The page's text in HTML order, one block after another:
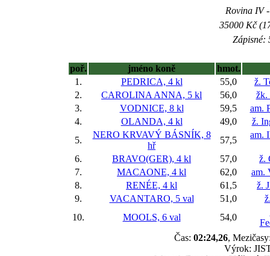
Rovina IV
35000 Kč
Zápisné:
poř. jméno koně
hmot.
1.
PEDRICA, 4 kl 55,0
ž.
2.
CAROLINA ANNA, 5 kl 56,0
žk.
3.
VODNICE, 8 kl 59,5
am.
4.
OLANDA, 4 kl 49,0
ž.
5.
NERO KRVAVÝ BÁSNÍK, 8
hř
57,5
am.
6. BRAVO(GER), 4 kl 57,0
ž.
7.
MACAONE, 4 kl 62,0
am.
8.
RENÉE, 4 kl 61,5
ž.
9.
VACANTARO, 5 val 51,0
10.
MOOLS, 6 val 54,0
Čas: 02:24,26,
Výrok: